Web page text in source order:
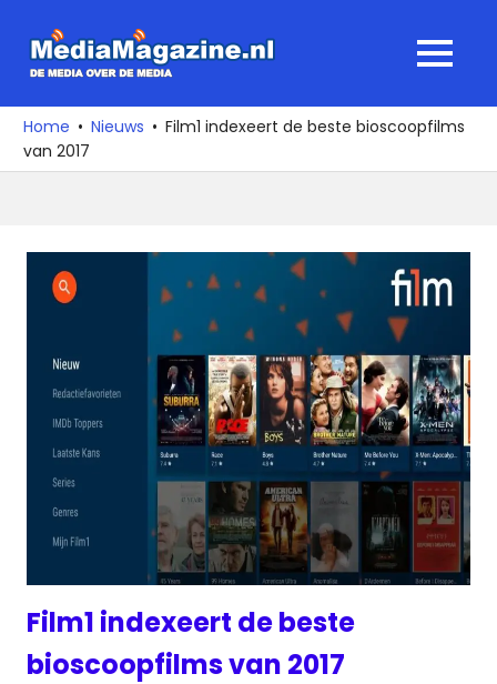
naar
media
over
de
MENU
Home Nieuws
Film1 indexeert de beste bioscoopfilms
van 2017
Film1 indexeert de beste
bioscoopfilms van 2017